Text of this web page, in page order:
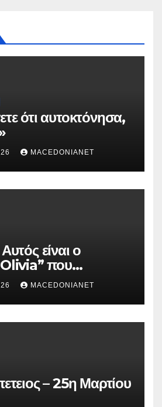
ότι αυτοκτόνησα,
MACEDONIANET
είναι ο
που
για τον θάνατο της
MACEDONIANET
– 25η Μαρτίου